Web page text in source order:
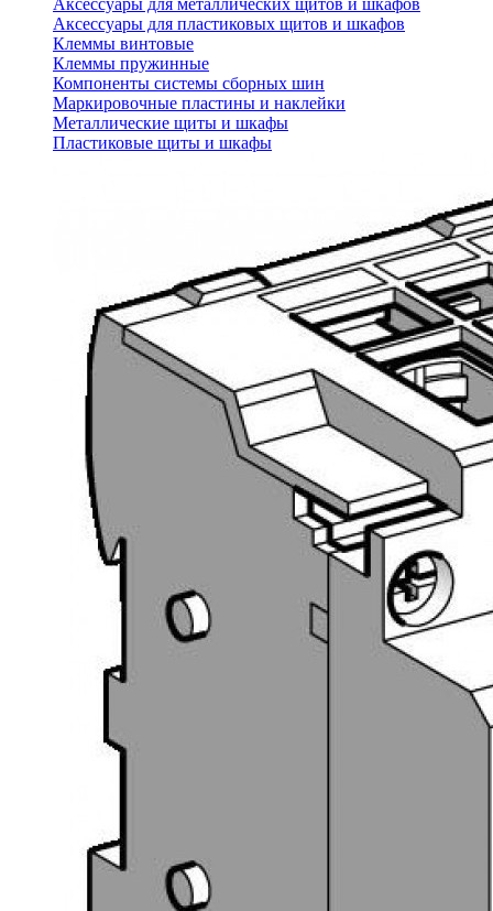
Аксессуары для металлических щитов и шкафов
Аксессуары для пластиковых щитов и шкафов
Клеммы винтовые
Клеммы пружинные
Компоненты системы сборных шин
Маркировочные пластины и наклейки
Металлические щиты и шкафы
Пластиковые щиты и шкафы